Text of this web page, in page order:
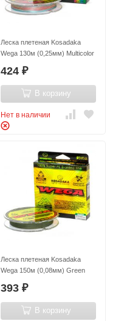
Леска плетеная Kosadaka
Wega 130м (0,25мм) Multicolor
424 ₽
В корзину
Нет в наличии
Леска плетеная Kosadaka
Wega 150м (0,08мм) Green
393 ₽
В корзину